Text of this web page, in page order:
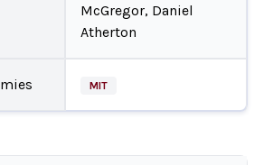
McGregor, Daniel
Atherton
MIT